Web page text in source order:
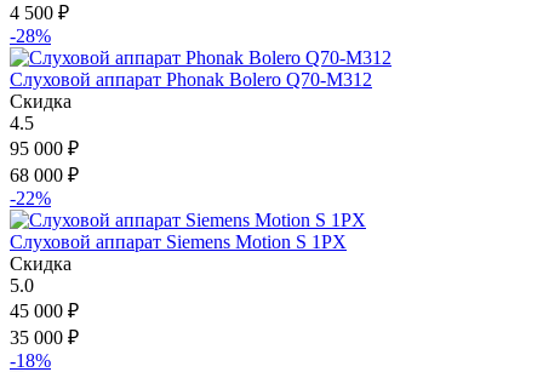
4 500 ₽
-28%
Слуховой аппарат Phonak Bolero Q70-M312
Скидка
4.5
95 000 ₽
68 000 ₽
-22%
Слуховой аппарат Siemens Motion S 1PX
Скидка
5.0
45 000 ₽
35 000 ₽
-18%